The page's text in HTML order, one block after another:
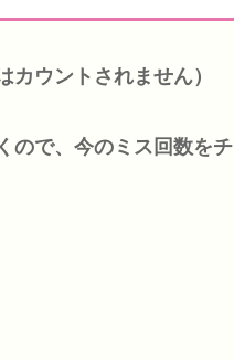
ウントされません）
ので、今のミス回数をチ